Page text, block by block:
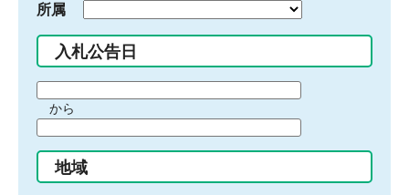
所属
入札公告日
間
始
り
から
間
終
地域